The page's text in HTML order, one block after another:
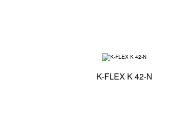
K-FLEX K 42-N